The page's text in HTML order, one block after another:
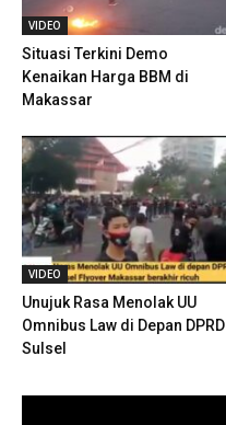
VIDEO
Situasi Terkini Demo
Kenaikan Harga BBM di
Makassar
VIDEO
Unujuk Rasa Menolak UU
Omnibus Law di Depan DPRD
Sulsel